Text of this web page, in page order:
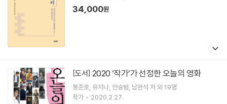
34,000원
[도서] 2020 ‘작가’가 선정한 오늘의 영화
봉준호 유지나 안숭범 남완석 저 외 19명
작가
2020.2.27.